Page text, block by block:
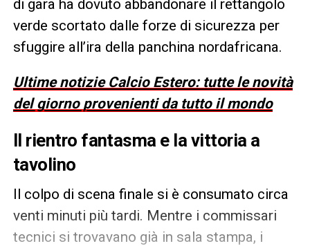
di gara ha dovuto abbandonare il rettangolo
verde scortato dalle forze di sicurezza per
sfuggire all’ira della panchina nordafricana.
Ultime notizie Calcio Estero: tutte le novità
del giorno provenienti da tutto il mondo
Il rientro fantasma e la vittoria a
tavolino
Il colpo di scena finale si è consumato circa
venti minuti più tardi. Mentre i commissari
tecnici si trovavano già in sala stampa, i